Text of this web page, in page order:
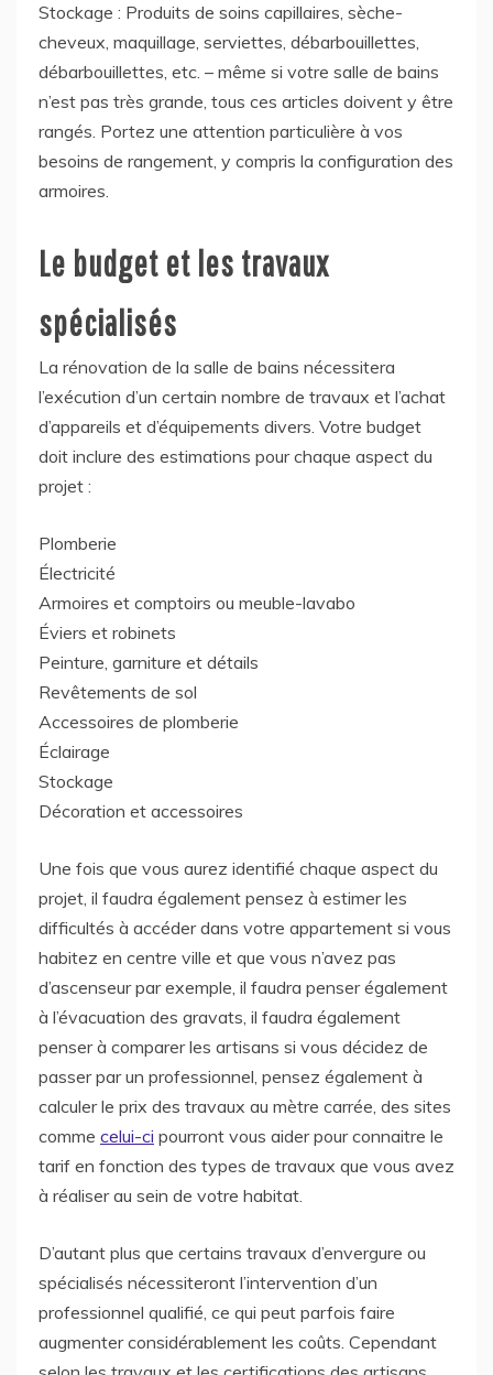
Stockage : Produits de soins capillaires, sèche-
cheveux, maquillage, serviettes, débarbouillettes,
débarbouillettes, etc. – même si votre salle de bains
n’est pas très grande, tous ces articles doivent y être
rangés. Portez une attention particulière à vos
besoins de rangement, y compris la configuration des
armoires.
Le budget et les travaux
spécialisés
La rénovation de la salle de bains nécessitera
l’exécution d’un certain nombre de travaux et l’achat
d’appareils et d’équipements divers. Votre budget
doit inclure des estimations pour chaque aspect du
projet :
Plomberie
Électricité
Armoires et comptoirs ou meuble-lavabo
Éviers et robinets
Peinture, garniture et détails
Revêtements de sol
Accessoires de plomberie
Éclairage
Stockage
Décoration et accessoires
Une fois que vous aurez identifié chaque aspect du
projet, il faudra également pensez à estimer les
difficultés à accéder dans votre appartement si vous
habitez en centre ville et que vous n’avez pas
d’ascenseur par exemple, il faudra penser également
à l’évacuation des gravats, il faudra également
penser à comparer les artisans si vous décidez de
passer par un professionnel, pensez également à
calculer le prix des travaux au mètre carrée, des sites
comme celui-ci pourront vous aider pour connaitre le
tarif en fonction des types de travaux que vous avez
à réaliser au sein de votre habitat.
D’autant plus que certains travaux d’envergure ou
spécialisés nécessiteront l’intervention d’un
professionnel qualifié, ce qui peut parfois faire
augmenter considérablement les coûts. Cependant